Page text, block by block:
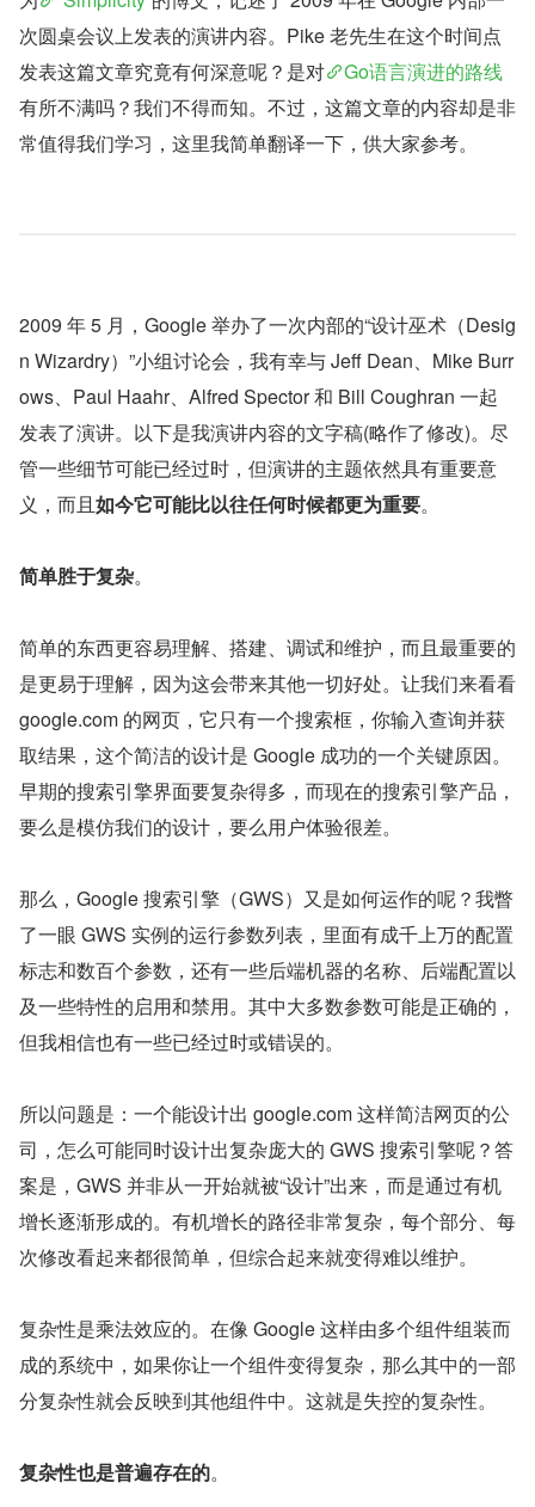
次圆桌会议上发表的演讲内容。Pike 老先生在这个时间点
发表这篇文章究竟有何深意呢？是对
Go语言演进的路线
有所不满吗？我们不得而知。不过，这篇文章的内容却是非
常值得我们学习，这里我简单翻译一下，供大家参考。
2009 年 5 月，Google 举办了一次内部的“设计巫术（Desig
n Wizardry）”小组讨论会，我有幸与 Jeff Dean、Mike Burr
ows、Paul Haahr、Alfred Spector 和 Bill Coughran 一起
发表了演讲。以下是我演讲内容的文字稿(略作了修改)。尽
管一些细节可能已经过时，但演讲的主题依然具有重要意
义，而且如今它可能比以往任何时候都更为重要。
简单胜于复杂。
简单的东西更容易理解、搭建、调试和维护，而且最重要的
是更易于理解，因为这会带来其他一切好处。让我们来看看
google.com 的网页，它只有一个搜索框，你输入查询并获
取结果，这个简洁的设计是 Google 成功的一个关键原因。
早期的搜索引擎界面要复杂得多，而现在的搜索引擎产品，
要么是模仿我们的设计，要么用户体验很差。
那么，Google 搜索引擎（GWS）又是如何运作的呢？我瞥
了一眼 GWS 实例的运行参数列表，里面有成千上万的配置
标志和数百个参数，还有一些后端机器的名称、后端配置以
及一些特性的启用和禁用。其中大多数参数可能是正确的，
但我相信也有一些已经过时或错误的。
所以问题是：一个能设计出 google.com 这样简洁网页的公
司，怎么可能同时设计出复杂庞大的 GWS 搜索引擎呢？答
案是，GWS 并非从一开始就被“设计”出来，而是通过有机
增长逐渐形成的。有机增长的路径非常复杂，每个部分、每
次修改看起来都很简单，但综合起来就变得难以维护。
复杂性是乘法效应的。在像 Google 这样由多个组件组装而
成的系统中，如果你让一个组件变得复杂，那么其中的一部
分复杂性就会反映到其他组件中。这就是失控的复杂性。
复杂性也是普遍存在的。